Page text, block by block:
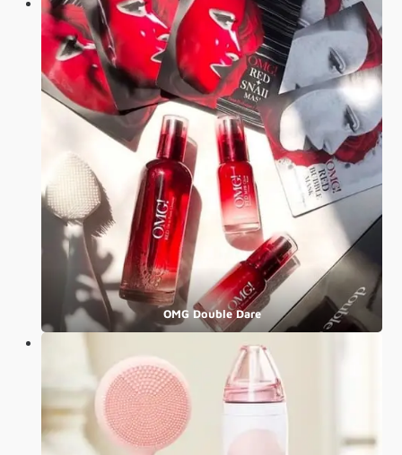
OMG Double Dare